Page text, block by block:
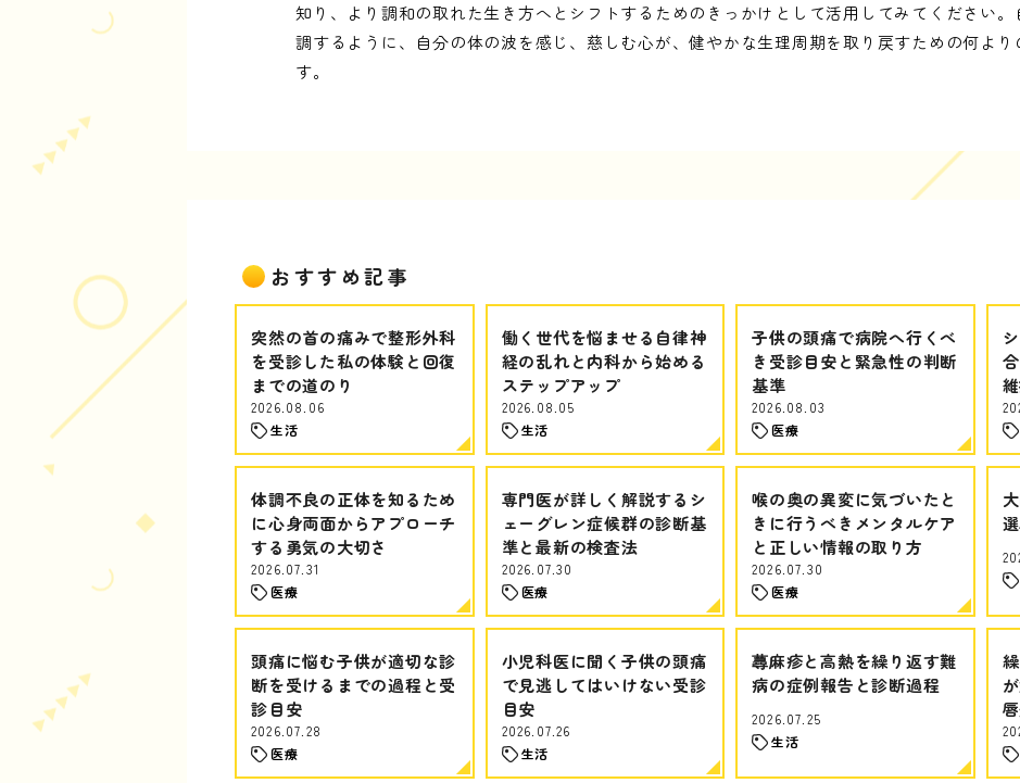
知り、より調和の取れた生き方へとシフトするためのきっかけとして活用してみてください。
調するように、自分の体の波を感じ、慈しむ心が、健やかな生理周期を取り戻すための何よ
す。
おすすめ記事
突然の首の痛みで整形外科
を受診した私の体験と回復
までの道のり
2026.08.06
生活
働く世代を悩ませる自律神
経の乱れと内科から始める
ステップアップ
2026.08.05
生活
子供の頭痛で病院へ行くべ
き受診目安と緊急性の判断
基準
2026.08.03
医療
体調不良の正体を知るため
に心身両面からアプローチ
する勇気の大切さ
2026.07.31
医療
専門医が詳しく解説するシ
ェーグレン症候群の診断基
準と最新の検査法
2026.07.30
医療
喉の奥の異変に気づいたと
きに行うべきメンタルケア
と正しい情報の取り方
2026.07.30
医療
頭痛に悩む子供が適切な診
断を受けるまでの過程と受
診目安
2026.07.28
医療
小児科医に聞く子供の頭痛
で見逃してはいけない受診
目安
2026.07.26
生活
蕁麻疹と高熱を繰り返す難
病の症例報告と診断過程
2026.07.25
生活